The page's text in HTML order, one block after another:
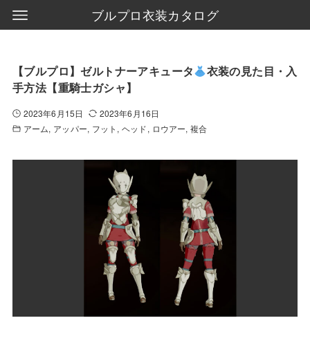
ブルプロ衣装カタログ
【ブルプロ】ゼルトナーアキュータ
衣装の見た目・入
手方法【重騎士ガシャ】
2023年6月15日
2023年6月16日
アーム アッパー フット ヘッド ロウアー 複合